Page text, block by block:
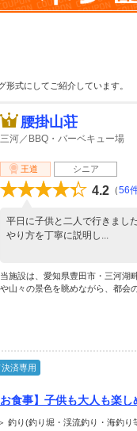
式にしてご紹介しています。
腰掛山荘
三河／BBQ・バーベキュー場
王道 シニア
4.2 （56
平日に子供と二人で行きまし
やり方を丁寧に説明し...
当施設は、愛知県豊田市・三河湖
や山々の景色を眺めながら、都会
済専用
お食事】子供も大人も楽
釣り(釣り堀・渓流釣り・海釣り